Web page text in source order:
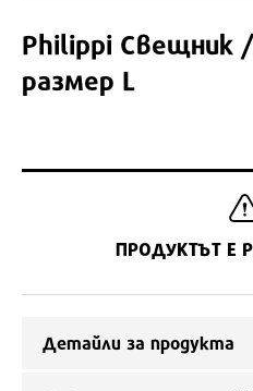
Philippi Свещник
размер L
ПРОДУКТЪТ Е
Детайли за продукта